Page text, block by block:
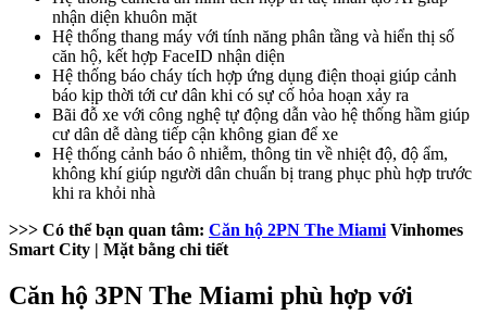
nhận diện khuôn mặt
Hệ thống thang máy với tính năng phân tầng và hiển thị số
căn hộ, kết hợp FaceID nhận diện
Hệ thống báo cháy tích hợp ứng dụng điện thoại giúp cảnh
báo kịp thời tới cư dân khi có sự cố hỏa hoạn xảy ra
Bãi đỗ xe với công nghệ tự động dẫn vào hệ thống hầm giúp
cư dân dễ dàng tiếp cận không gian để xe
Hệ thống cảnh báo ô nhiễm, thông tin về nhiệt độ, độ ẩm,
không khí giúp người dân chuẩn bị trang phục phù hợp trước
khi ra khỏi nhà
>>> Có thể bạn quan tâm: Căn hộ 2PN The Miami Vinhomes
Smart City | Mặt bằng chi tiết
Căn hộ 3PN The Miami phù hợp với